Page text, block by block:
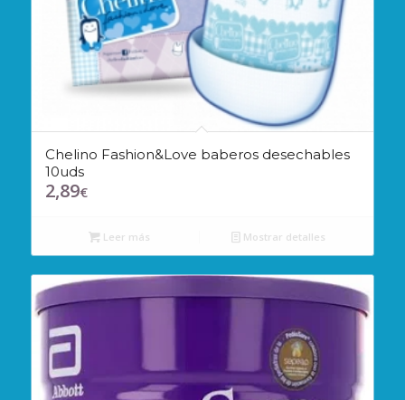
Chelino Fashion&Love baberos desechables
10uds
2,89€
Leer más Mostrar detalles